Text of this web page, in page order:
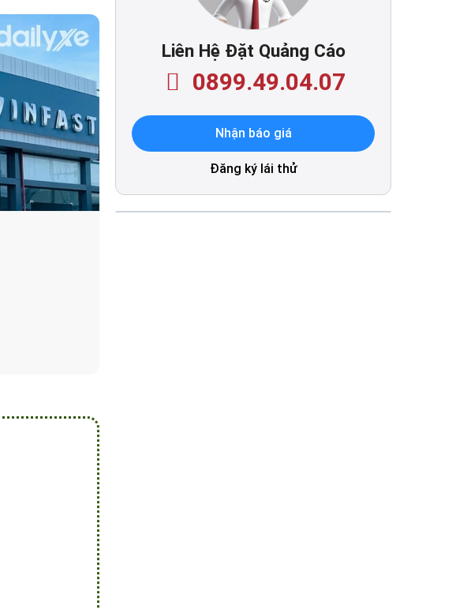
Liên Hệ Đặt Quảng Cáo
0899.49.04.07
Nhận báo giá
Đăng ký lái thử